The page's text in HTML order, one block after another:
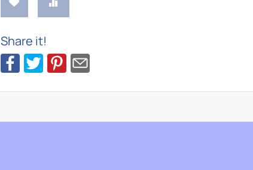
Share it!